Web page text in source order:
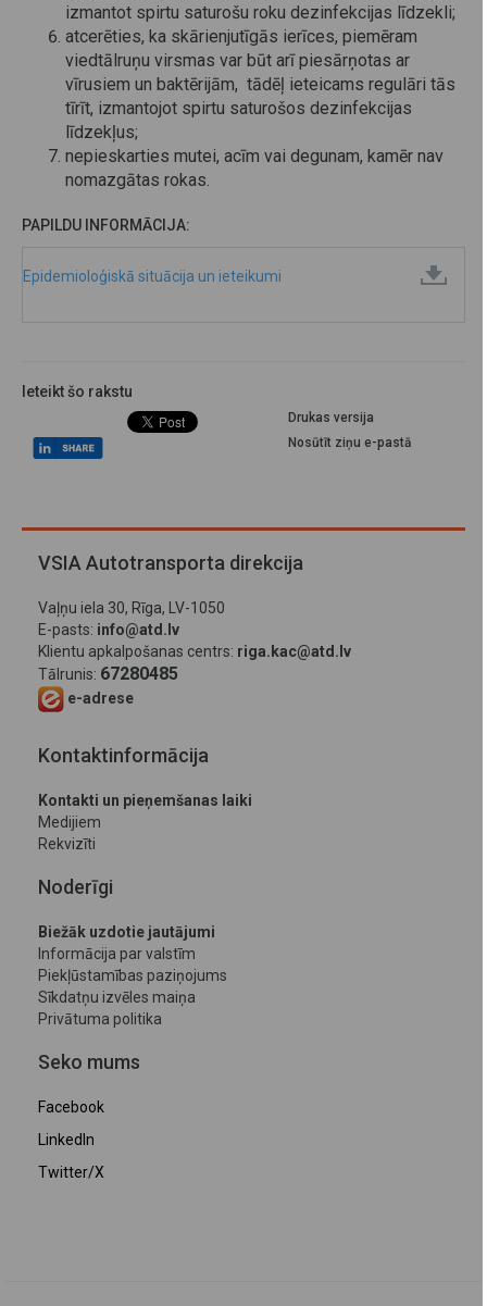
izmantot spirtu saturošu roku dezinfekcijas līdzekli;
atcerēties, ka skārienjutīgās ierīces, piemēram
viedtālruņu virsmas var būt arī piesārņotas ar
vīrusiem un baktērijām, tādēļ ieteicams regulāri tās
tīrīt, izmantojot spirtu saturošos dezinfekcijas
līdzekļus;
nepieskarties mutei, acīm vai degunam, kamēr nav
nomazgātas rokas.
PAPILDU INFORMĀCIJA:
Epidemioloģiskā situācija un ieteikumi
Ieteikt šo rakstu
Drukas versija
Nosūtīt ziņu e-pastā
VSIA Autotransporta direkcija
Vaļņu iela 30, Rīga, LV-1050
E-pasts: info@atd.lv
Klientu apkalpošanas centrs: riga.kac@atd.lv
Tālrunis: 67280485
e-adrese
Kontaktinformācija
Kontakti un pieņemšanas laiki
Medijiem
Rekvizīti
Noderīgi
Biežāk uzdotie jautājumi
Informācija par valstīm
Piekļūstamības paziņojums
Sīkdatņu izvēles maiņa
Privātuma politika
Seko mums
Facebook
LinkedIn
Twitter/X